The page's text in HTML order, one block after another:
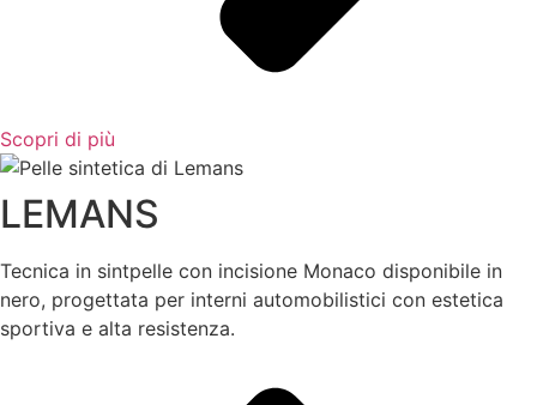
Scopri di più
LEMANS
Tecnica in sintpelle con incisione Monaco disponibile in
nero, progettata per interni automobilistici con estetica
sportiva e alta resistenza.